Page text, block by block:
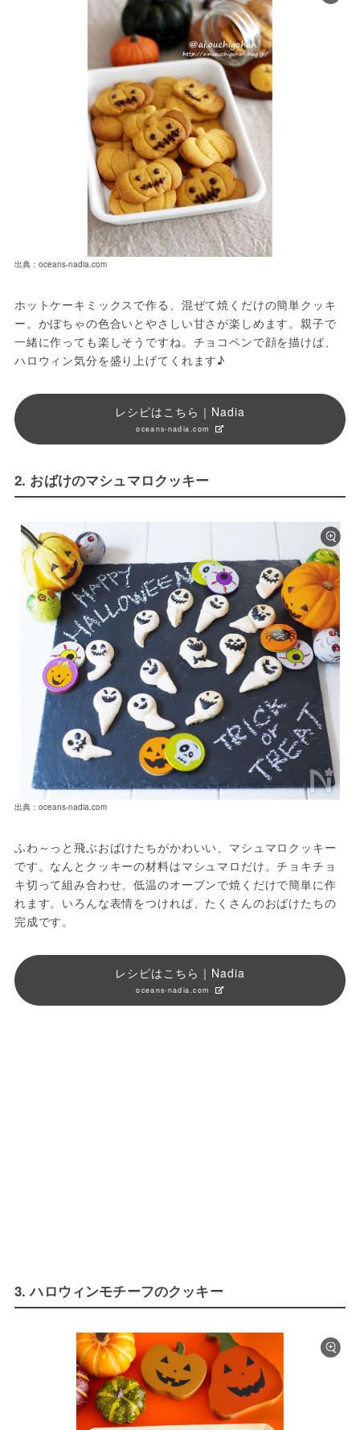
出典：oceans-nadia.com
ホットケーキミックスで作る、混ぜて焼くだけの簡単クッキ
ー。かぼちゃの色合いとやさしい甘さが楽しめます。親子で
一緒に作っても楽しそうですね。チョコペンで顔を描けば、
ハロウィン気分を盛り上げてくれます♪
レシピはこちら｜Nadia
oceans-nadia.com
2. おばけのマシュマロクッキー
出典：oceans-nadia.com
ふわ～っと飛ぶおばけたちがかわいい、マシュマロクッキー
です。なんとクッキーの材料はマシュマロだけ。チョキチョ
キ切って組み合わせ、低温のオーブンで焼くだけで簡単に作
れます。いろんな表情をつければ、たくさんのおばけたちの
完成です。
レシピはこちら｜Nadia
oceans-nadia.com
3. ハロウィンモチーフのクッキー